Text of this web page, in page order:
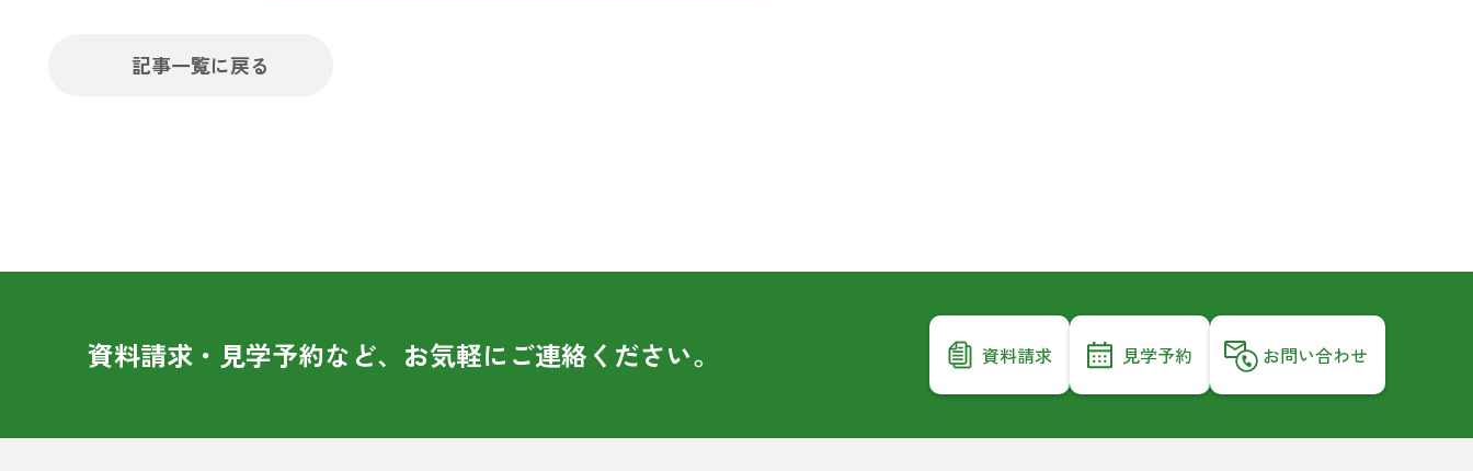
記事一覧に戻る
資料請求・見学予約など、お気軽に ご連絡ください。 資料請求 見学予約 お問い合わせ